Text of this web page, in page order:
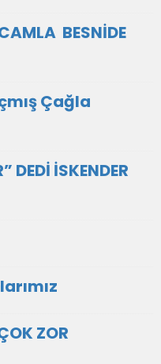
BESNİDE
Çağla
DEDİ İSKENDER
ZOR